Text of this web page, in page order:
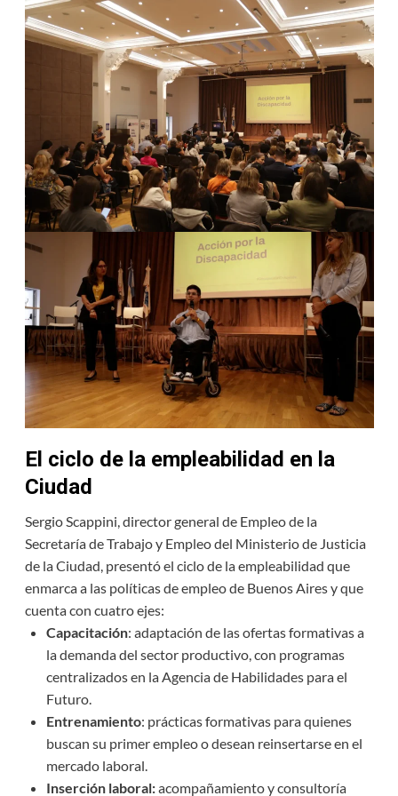
El ciclo de la empleabilidad en la
Ciudad
Sergio Scappini, director general de Empleo de la
Secretaría de Trabajo y Empleo del Ministerio de Justicia
de la Ciudad, presentó el ciclo de la empleabilidad que
enmarca a las políticas de empleo de Buenos Aires y que
cuenta con cuatro ejes:
Capacitación: adaptación de las ofertas formativas a
la demanda del sector productivo, con programas
centralizados en la Agencia de Habilidades para el
Futuro.
Entrenamiento: prácticas formativas para quienes
buscan su primer empleo o desean reinsertarse en el
mercado laboral.
Inserción laboral:acompañamiento y consultoría